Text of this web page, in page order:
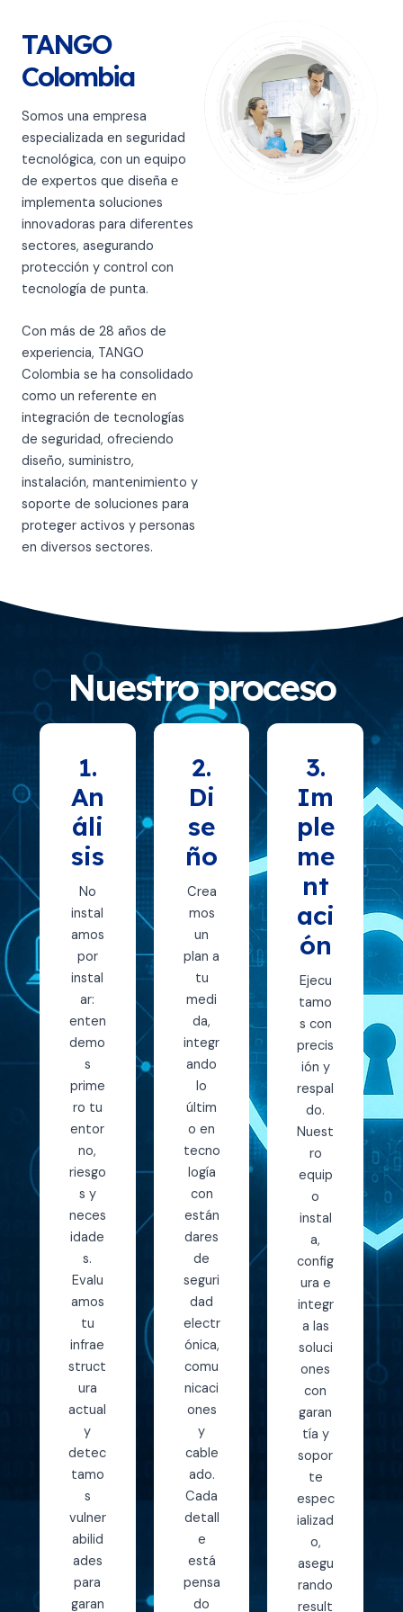
TANGO
Colombia
Somos una empresa
especializada en seguridad
tecnológica, con un equipo
de expertos que diseña е
implementa soluciones
innovadoras para diferentes
sectores, asegurando
protección y control con
tecnología de punta.
Con más de 28 años de
experiencia, TANGO
Colombia se ha consolidado
como un referente en
integración de tecnologías
de seguridad, ofreciendo
diseño, suministro,
instalación, mantenimiento y
soporte de soluciones para
proteger activos y personas
en diversos sectores.
Nuestro proceso
1.
An
áli
sis
No
instal
amos
por
instal
ar:
enten
demo
s
prime
ro tu
entor
no,
riesgo
s y
neces
idade
s.
Evalu
amos
tu
infrae
struct
ura
actual
y
detec
tamo
s
vulner
abilid
ades
para
garan
2.
Di
se
ño
Crea
mos
un
plan a
tu
medi
da,
integr
ando
lo
últim
o en
tecno
logía
con
están
dares
de
seguri
dad
electr
ónica,
comu
nicaci
ones
y
cable
ado.
Cada
detall
e
está
pensa
do
3.
Im
ple
me
nt
aci
ón
Ejecu
tamo
s con
precis
ión y
respal
do.
Nuest
ro
equip
o
instal
a,
config
ura e
integr
a las
soluci
ones
con
garan
tía y
sopor
te
espec
ializad
o,
asegu
rando
result